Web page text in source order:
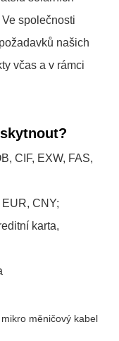
společnosti
našich
včas a v rámci
CIF, EXW, FAS,
CNY;